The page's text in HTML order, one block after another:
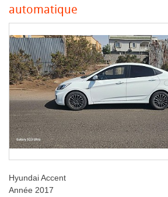
automatique
Hyundai Accent
Année 2017